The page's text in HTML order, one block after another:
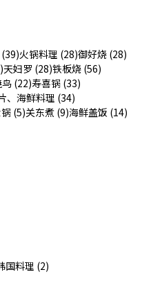
火锅料理 (28)御好烧 (28)
天妇罗 (28)铁板烧 (56)
(22)寿喜锅 (33)
、海鲜料理 (34)
(5)关东煮 (9)海鲜盖饭 (14)
国料理 (2)